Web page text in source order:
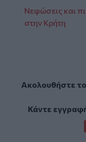
Nεφώσεις και
στην Κρήτη
Ακολουθήστε
Κάντε